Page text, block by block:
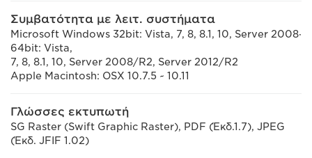
Συμβατότητα με λειτ. συστήματα
Microsoft Windows 32bit: Vista, 7, 8, 8.1, 10, Server 2008·
64bit: Vista,
7, 8, 8.1, 10, Server 2008/R2, Server 2012/R2
Apple Macintosh: OSX 10.7.5 ~ 10.11
Γλώσσες εκτυπωτή
SG Raster (Swift Graphic Raster), PDF (Έκδ.1.7), JPEG
(Έκδ. JFIF 1.02)